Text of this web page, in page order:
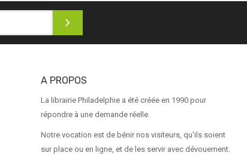
A PROPOS
La librairie Philadelphie a été créée en 1990 pour
répondre à une demande réelle.
Notre vocation est de bénir nos visiteurs, qu'ils soient
sur place ou en ligne, et de les servir avec dévouement.